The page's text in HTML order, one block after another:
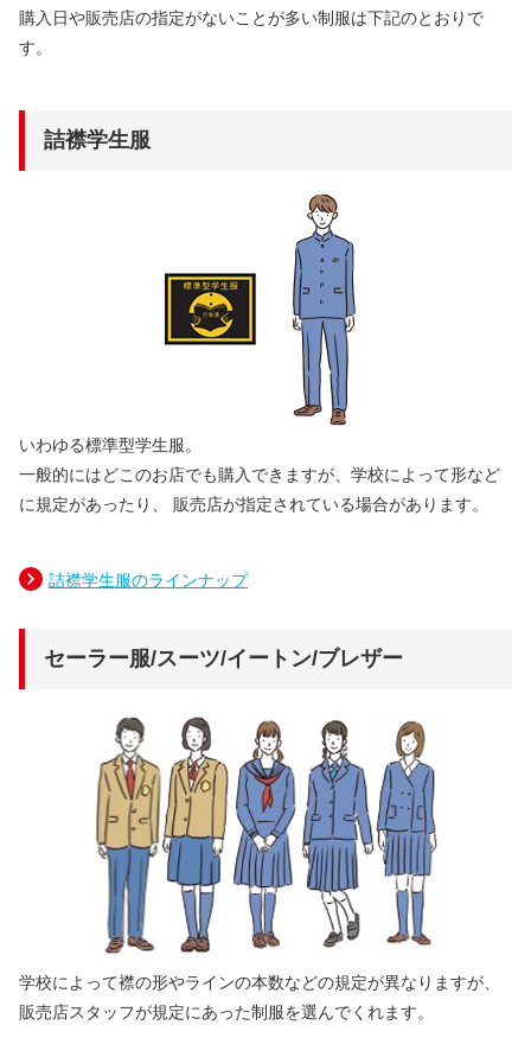
購入日や販売店の指定がないことが多い制服は下記のとおりで
す。
詰襟学生服
いわゆる標準型学生服。
一般的にはどこのお店でも購入できますが、学校によって形など
に規定があったり、 販売店が指定されている場合があります。
詰襟学生服のラインナップ
セーラー服/スーツ/イートン/ブレザー
学校によって襟の形やラインの本数などの規定が異なりますが、
販売店スタッフが規定にあった制服を選んでくれます。